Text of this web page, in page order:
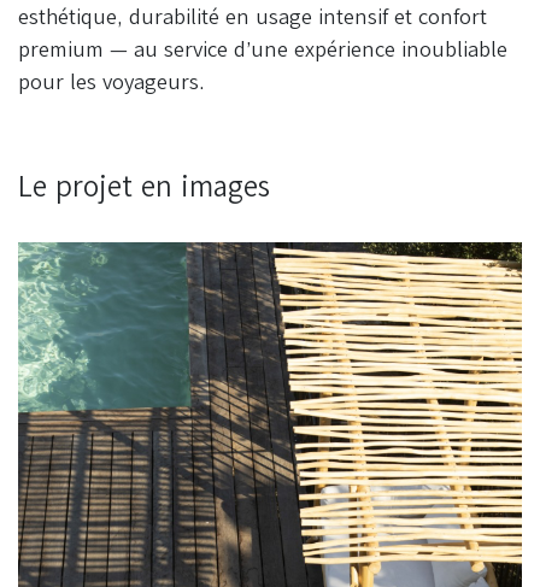
esthétique, durabilité en usage intensif et confort
premium — au service d’une expérience inoubliable
pour les voyageurs.
Le projet en images